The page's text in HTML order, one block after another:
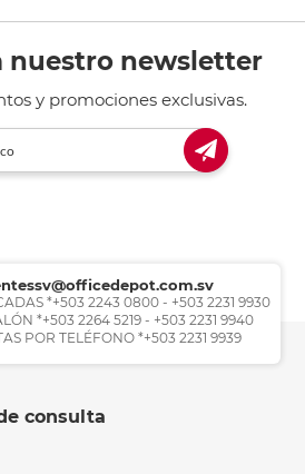
nuestro newsletter
y promociones exclusivas.
*+503 2243 0800 - +503 2231 9930
*+503 2264 5219 - +503 2231 9940
POR TELÉFONO *+503 2231 9939
consulta